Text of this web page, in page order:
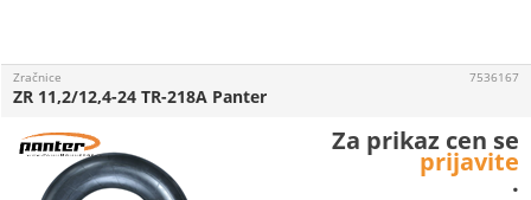
Zračnice
ZR 11,2/12,4-24 TR-218A Panter
7536167
Za prikaz cen se
prijavite
.